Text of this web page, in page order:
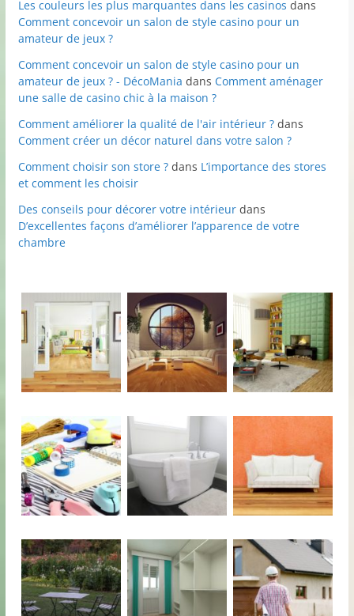
Les couleurs les plus marquantes dans les casinos dans
Comment concevoir un salon de style casino pour un
amateur de jeux ?
Comment concevoir un salon de style casino pour un
amateur de jeux ? - DécoMania dans Comment aménager
une salle de casino chic à la maison ?
Comment améliorer la qualité de l'air intérieur ?dans
Comment créer un décor naturel dans votre salon ?
Comment choisir son store ?dans L’importance des stores
et comment les choisir
Des conseils pour décorer votre intérieurdans
D’excellentes façons d’améliorer l’apparence de votre
chambre